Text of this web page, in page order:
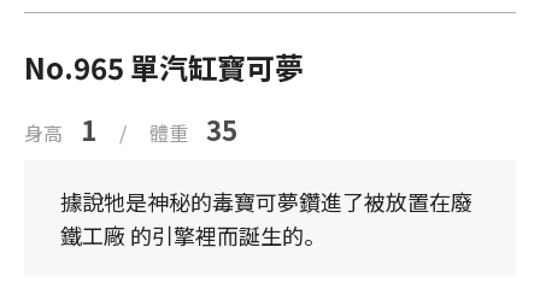
No.965 單汽缸寶可夢
身高 1 / 體重 35
據說牠是神秘的毒寶可夢鑽進了被放置在廢
鐵工廠 的引擎裡而誕生的。